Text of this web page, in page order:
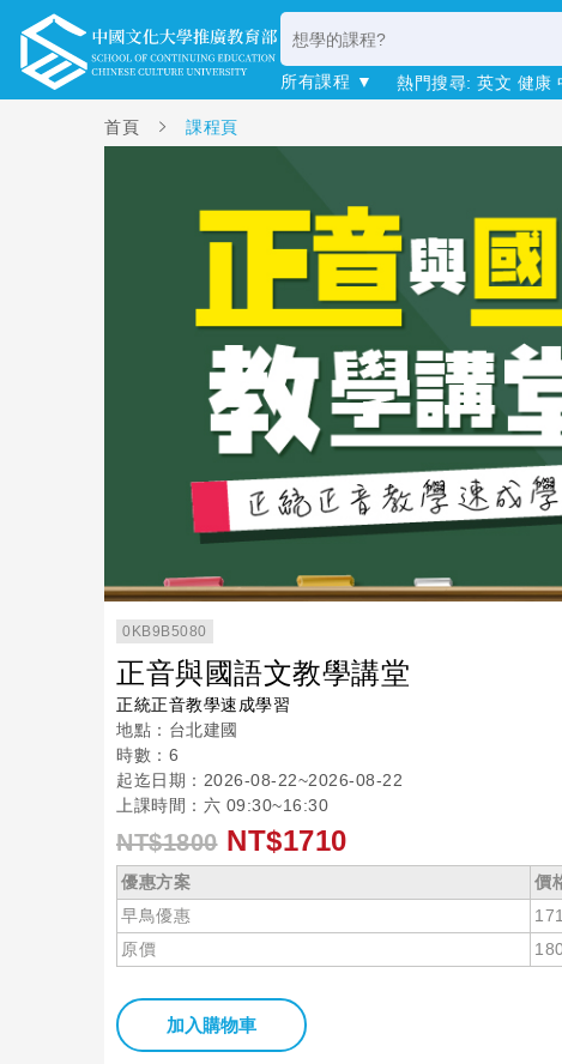
所有課程 ▼ 熱門搜尋: 英文 健康
首頁 課程頁
0KB9B5080
正音與國語文教學講堂
正統正音教學速成學習
地點：台北建國
時數：6
起迄日期：2026-08-22~2026-08-22
上課時間：六 09:30~16:30
NT$1800 NT$1710
優惠方案 價
早鳥優惠
原價
加入購物車